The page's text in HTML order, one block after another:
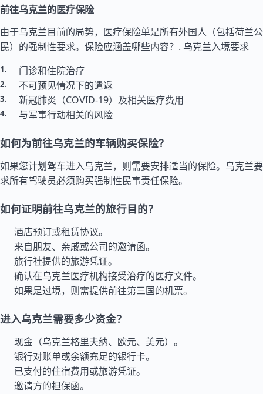
前往乌克兰的医疗保险
由于乌克兰目前的局势，医疗保险单是所有外国人（包括荷兰公
民）的强制性要求。保险应涵盖哪些内容？. 乌克兰入境要求
门诊和住院治疗
不可预见情况下的遣返
新冠肺炎（COVID-19）及相关医疗费用
与军事行动相关的风险
如何为前往乌克兰的车辆购买保险？
如果您计划驾车进入乌克兰，则需要安排适当的保险。乌克兰要
求所有驾驶员必须购买强制性民事责任保险。
如何证明前往乌克兰的旅行目的？
酒店预订或租赁协议。
来自朋友、亲戚或公司的邀请函。
旅行社提供的旅游凭证。
确认在乌克兰医疗机构接受治疗的医疗文件。
如果是过境，则需提供前往第三国的机票。
进入乌克兰需要多少资金？
现金（乌克兰格里夫纳、欧元、美元）。
银行对账单或余额充足的银行卡。
已支付的住宿费用或旅游凭证。
邀请方的担保函。